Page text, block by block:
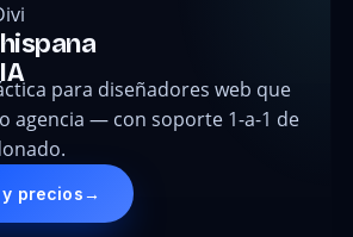
para diseñadores web que
agencia — con soporte 1-a-1 de
precios→